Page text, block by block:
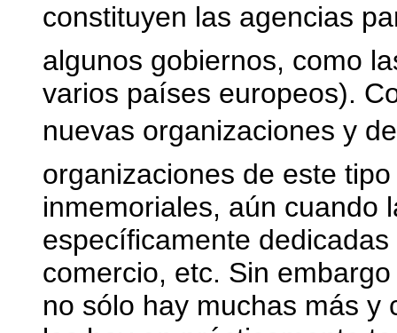
constituyen las agencias
algunos gobiernos, como
varios países europeos).
nuevas organizaciones y
organizaciones de este
inmemoriales, aún cuando
específicamente
comercio, etc. Sin
no sólo hay muchas más y